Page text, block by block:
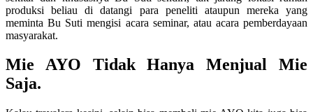
produksi beliau di datangi para peneliti ataupun mereka yang
meminta Bu Suti mengisi acara seminar, atau acara pemberdayaan
masyarakat.
Mie AYO Tidak Hanya Menjual Mie
Saja.